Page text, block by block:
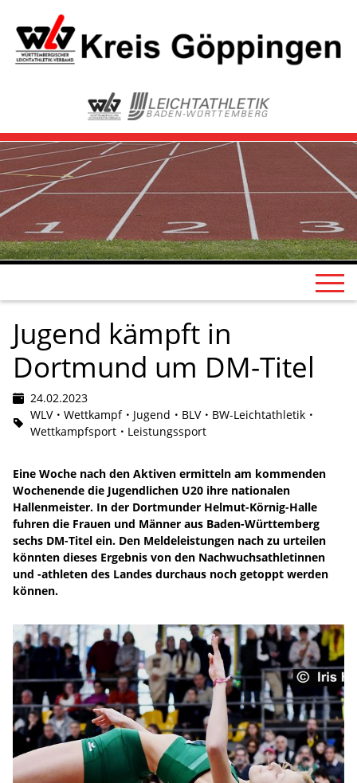
Jugend kämpft in
Dortmund um DM-Titel
24.02.2023
WLV
Wettkampf Jugend BLV
BW-Leichtathletik
Wettkampfsport
Leistungssport
Eine Woche nach den Aktiven ermitteln am kommenden
Wochenende die Jugendlichen U20 ihre nationalen
Hallenmeister. In der Dortmunder Helmut-Körnig-Halle
fuhren die Frauen und Männer aus Baden-Württemberg
sechs DM-Titel ein. Den Meldeleistungen nach zu urteilen
könnten dieses Ergebnis von den Nachwuchsathletinnen
und -athleten des Landes durchaus noch getoppt werden
können.